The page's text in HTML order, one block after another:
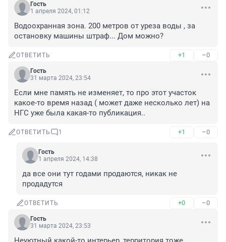
Гость
1 апреля 2024, 01:12
Водоохранная зона. 200 метров от уреза воды , за
остановку машины штраф... Дом можно?
ОТВЕТИТЬ +1 –0
Гость
31 марта 2024, 23:54
Если мне память не изменяет, то про этот участок
какое-то время назад ( может даже несколько лет) на
НГС уже была какая-то публикация..
ОТВЕТИТЬ 1 +1 –0
Гость
1 апреля 2024, 14:38
да все они тут годами продаются, никак не
продадутся
ОТВЕТИТЬ +0 –0
Гость
31 марта 2024, 23:53